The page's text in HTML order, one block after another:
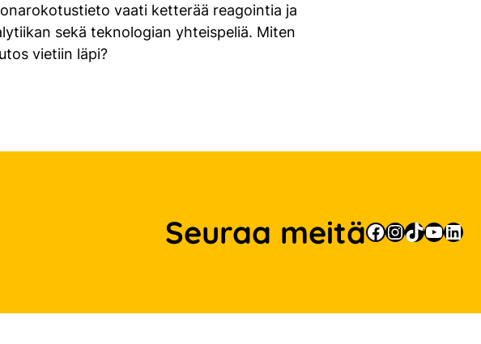
vaati ketterää reagointia ja
sekä teknologian yhteispeliä. Miten
vietiin läpi?
Seuraa meitäFacebook
Instagram
TikTok